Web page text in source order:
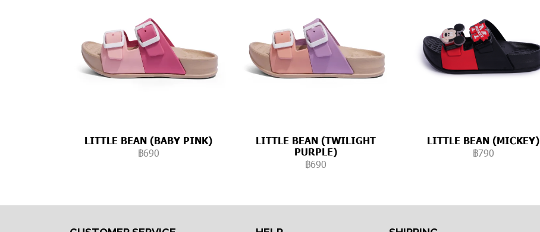
LITTLE BEAN (BABY PINK)
฿690
LITTLE BEAN (TWILIGHT
PURPLE)
฿690
LITTLE BEAN (MICKEY)
฿790